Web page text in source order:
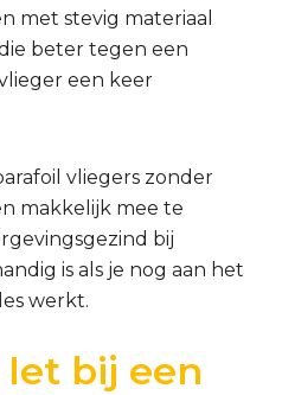
met stevig materiaal
beter tegen een
een keer
vliegers zonder
makkelijk mee te
bij
is als je nog aan het
werkt.
bij een